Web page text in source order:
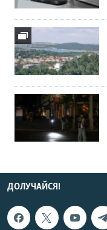
ДОЛУЧАЙСЯ!